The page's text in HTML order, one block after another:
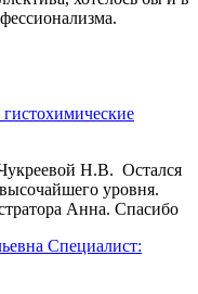
Н.В. Остался
уровня.
Анна. Спасибо
Специалист: